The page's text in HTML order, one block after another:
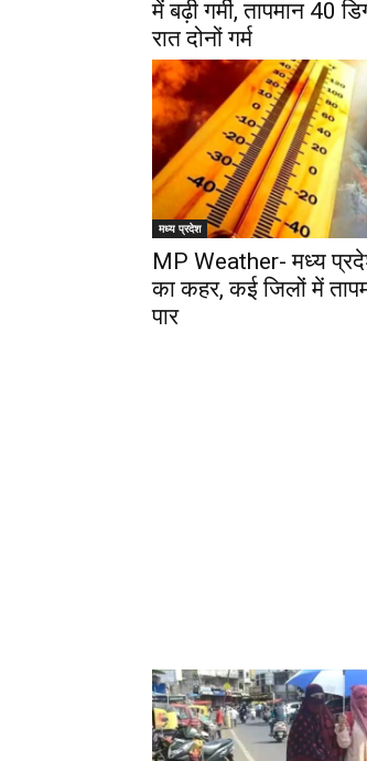
में बढ़ी गर्मी, तापमान 40
रात दोनों गर्म
मध्य प्रदेश
MP Weather- मध्य
का कहर, कई जिलों में
पार